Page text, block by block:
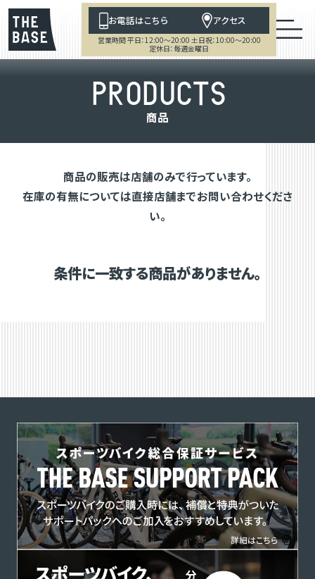
お電話はこちら アクセス
営業時間 平日：12:00～20:00 土日祝：10:00～20:00
定休日：毎週金曜日
PRODUCTS
商品
商品の販売は店舗のみで行っています。
在庫の有無については直接店舗までお問い合わせくださ
い。
条件に一致する商品がありません。